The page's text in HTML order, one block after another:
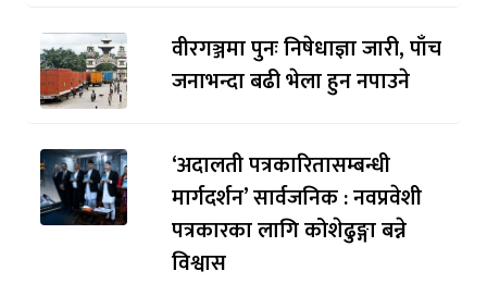
वीरगञ्जमा पुनः निषेधाज्ञा जारी, पाँच
जनाभन्दा बढी भेला हुन नपाउने
‘अदालती पत्रकारितासम्बन्धी
मार्गदर्शन’ सार्वजनिक : नवप्रवेशी
पत्रकारका लागि कोशेढुङ्गा बन्ने
विश्वास